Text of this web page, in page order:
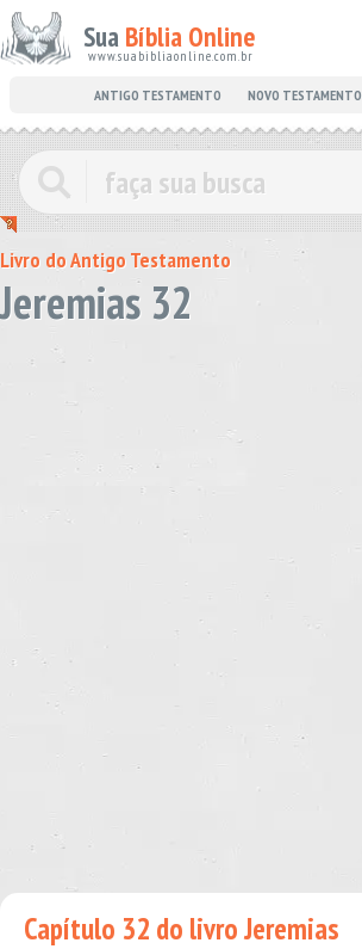
Sua Bíblia Online
www.suabibliaonline.com.br
ANTIGO TESTAMENTO NOVO TESTAMENTO
Livro do Antigo Testamento
Jeremias 32
Capítulo 32 do livro Jeremias